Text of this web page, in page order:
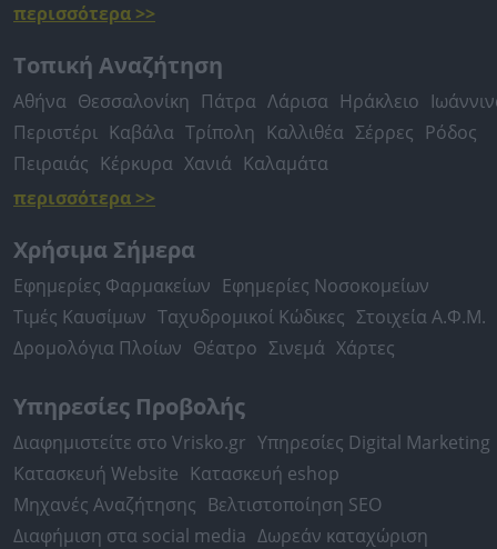
περισσότερα >>
Τοπική Αναζήτηση
Αθήνα Θεσσαλονίκη Πάτρα Λάρισα Ηράκλειο
Περιστέρι Καβάλα Τρίπολη Καλλιθέα Σέρρες Ρόδος
Πειραιάς Κέρκυρα Χανιά Καλαμάτα
περισσότερα >>
Χρήσιμα Σήμερα
Εφημερίες Φαρμακείων Εφημερίες Νοσοκομείων
Τιμές Καυσίμων Ταχυδρομικοί Κώδικες Στοιχεία Α.Φ.Μ.
Δρομολόγια Πλοίων Θέατρο Σινεμά Χάρτες
Υπηρεσίες Προβολής
Διαφημιστείτε στο Vrisko.gr Υπηρεσίες Digital Marketing
Κατασκευή Website Κατασκευή eshop
Μηχανές Αναζήτησης Βελτιστοποίηση SEO
Διαφήμιση στα social media Δωρεάν καταχώριση